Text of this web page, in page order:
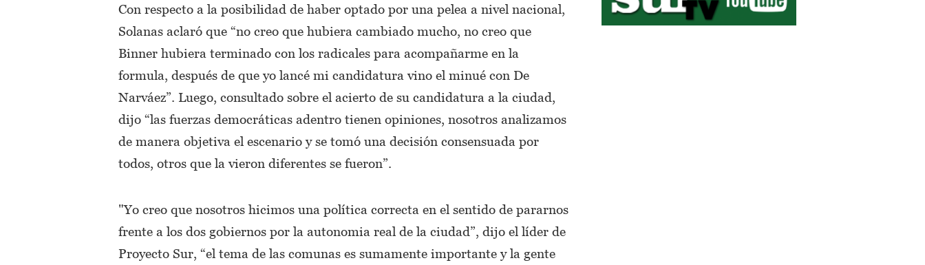
Con respecto a la posibilidad de haber optado por una pelea a nivel nacional,
Solanas aclaró que “no creo que hubiera cambiado mucho, no creo que
Binner hubiera terminado con los radicales para acompañarme en la
formula, después de que yo lancé mi candidatura vino el minué con De
Narváez”. Luego, consultado sobre el acierto de su candidatura a la ciudad,
dijo “las fuerzas democráticas adentro tienen opiniones, nosotros analizamos
de manera objetiva el escenario y se tomó una decisión consensuada por
todos, otros que la vieron diferentes se fueron”.
"Yo creo que nosotros hicimos una política correcta en el sentido de pararnos
frente a los dos gobiernos por la autonomia real de la ciudad”, dijo el líder de
Proyecto Sur, “el tema de las comunas es sumamente importante y la gente